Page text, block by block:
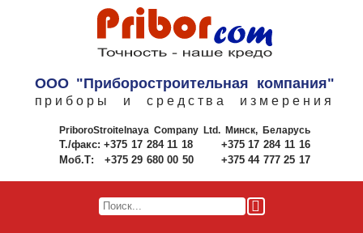
ООО "Приборостроительная компания"
приборы и средства измерения
PriboroStroitelnaya Company Ltd.Минск, Беларусь
Т./факс: +375 17 284 11 18
+375 17 284 11 16
Моб.Т:
+375 29 680 00 50 +375 44 777 25 17